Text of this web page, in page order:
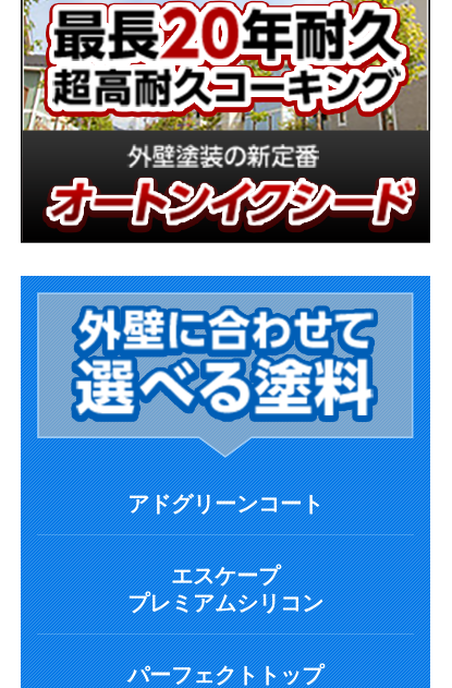
アドグリーンコート
エスケープ
プレミアムシリコン
パーフェクトトップ